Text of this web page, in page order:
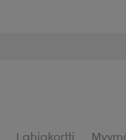
Lahjakortti